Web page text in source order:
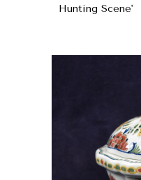
Hunting Scene'